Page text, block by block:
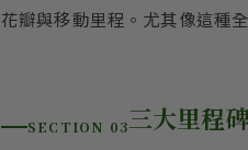
花瓣與移動里程。尤其像這種
SECTION 03三大里程